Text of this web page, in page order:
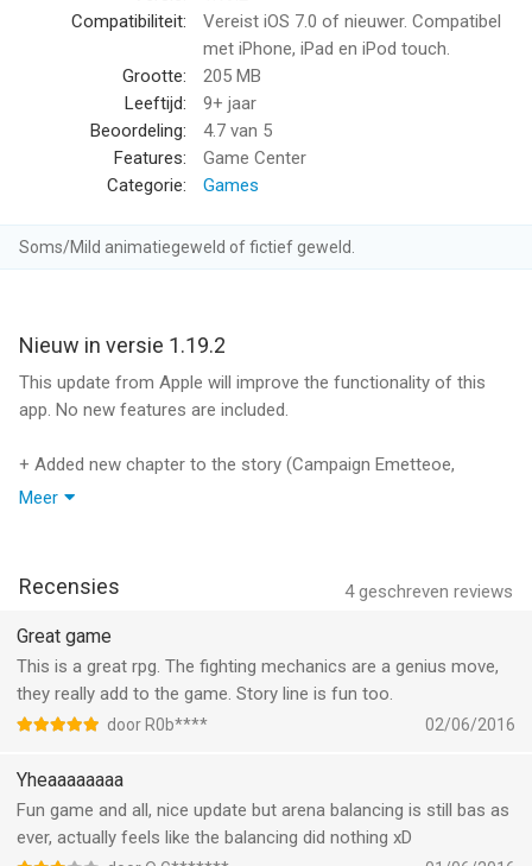
Compatibiliteit:
Vereist iOS 7.0 of nieuwer. Compatibel
met iPhone, iPad en iPod touch.
Grootte:
205 MB
Leeftijd:
9+ jaar
Beoordeling:
4.7 van 5
Features:
Game Center
Categorie:
Games
Soms/Mild animatiegeweld of fictief geweld.
Nieuw in versie 1.19.2
This update from Apple will improve the functionality of this
app. No new features are included.
+ Added new chapter to the story (Campaign Emetteoe,
location The Isles of Gemini)
+ Improved battles in the Arena (the pets now stand alongside
the hero)
+ Fixed problems with UI related to the Zoomed/Standard
views on iPhone
+ Improved UI disposition on iPad
+ Increased level caps for the items (6->8) and characters (60-
>65)
Meer
4geschreven reviews
Recensies
Great game
This is a great rpg. The fighting mechanics are a genius move,
they really add to the game. Story line is fun too.
door R0b**** 02/06/2016
Yheaaaaaaaa
Fun game and all, nice update but arena balancing is still bas as
ever, actually feels like the balancing did nothing xD